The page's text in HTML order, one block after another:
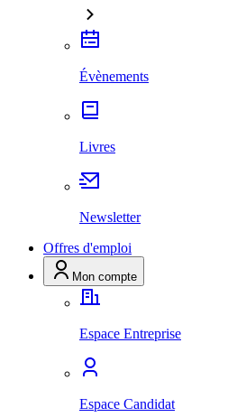
Évènements
Livres
Newsletter
Offres d'emploi
Mon compte
Espace Entreprise
Espace Candidat